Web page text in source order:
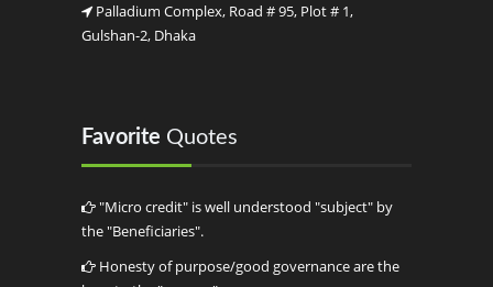
Palladium Complex, Road # 95, Plot # 1,
Gulshan-2, Dhaka
Favorite Quotes
"Micro credit" is well understood "subject" by
the "Beneficiaries".
Honesty of purpose/good governance are the